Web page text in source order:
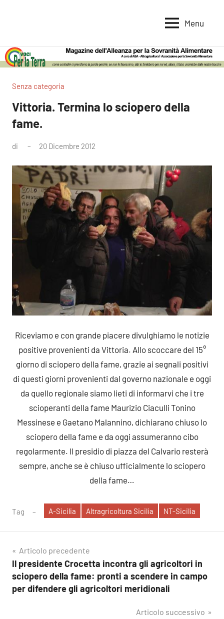
per
la
Terra
per
la
Alimentare
Menu
Senza categoria
Vittoria. Termina lo sciopero della
fame.
di 20 Dicembre 2012
Riceviamo e con grande piacere divulghiamo le notizie
positive provenienti da Vittoria. Allo scoccare del 15°
giorno di sciopero della fame, grazie ai segnali positivi
di questi giorni provenienti dal governo nazionale e oggi
da quello regionale siamo lieti di informarvi che i tre
scioperanti della fame Maurizio Ciaculli Tonino
Messinese e Gaetano Malannino, dichiarano chiuso lo
sciopero della fame e da oggi assumeranno cibo
regolarmente. Il presidio di piazza del Calvario resterà
sempre, anche se è chiuso ufficialmente lo sciopero
della fame…
Tag A-Sicilia Altragricoltura Sicilia NT-Sicilia
Navigazione
articoli
Articolo precedente
Il presidente Crocetta incontra gli agricoltori in
sciopero della fame: pronti a scendere in campo
per difendere gli agricoltori meridionali
Articolo successivo